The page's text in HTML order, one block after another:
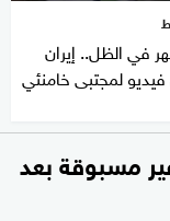
أشهر في الظل.. إيران
لمجتبى خامنئي
مسبوقة بعد